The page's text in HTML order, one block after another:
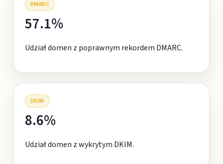
DMARC
57.1%
Udział domen z poprawnym rekordem DMARC.
DKIM
8.6%
Udział domen z wykrytym DKIM.